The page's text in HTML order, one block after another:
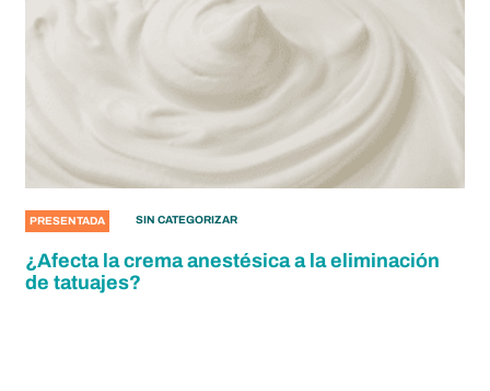
PRESENTADA SIN CATEGORIZAR
¿Afecta la crema anestésica a la eliminación
de tatuajes?